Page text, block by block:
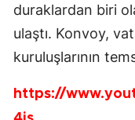
duraklardan biri
ulaştı. Konvoy,
kuruluşlarının
https://